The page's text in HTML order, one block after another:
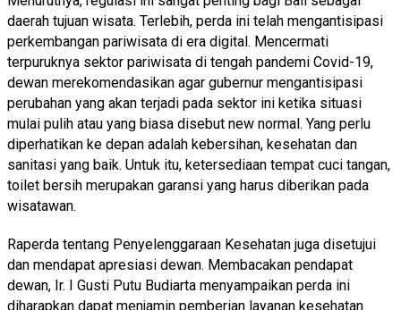
daerah tujuan wisata. Terlebih, perda ini telah mengantisipasi
perkembangan pariwisata di era digital. Mencermati
terpuruknya sektor pariwisata di tengah pandemi Covid-19,
dewan merekomendasikan agar gubernur mengantisipasi
perubahan yang akan terjadi pada sektor ini ketika situasi
mulai pulih atau yang biasa disebut new normal. Yang perlu
diperhatikan ke depan adalah kebersihan, kesehatan dan
sanitasi yang baik. Untuk itu, ketersediaan tempat cuci tangan,
toilet bersih merupakan garansi yang harus diberikan pada
wisatawan.
Raperda tentang Penyelenggaraan Kesehatan juga disetujui
dan mendapat apresiasi dewan. Membacakan pendapat
dewan, Ir. I Gusti Putu Budiarta menyampaikan perda ini
diharapkan dapat menjamin pemberian layanan kesehatan